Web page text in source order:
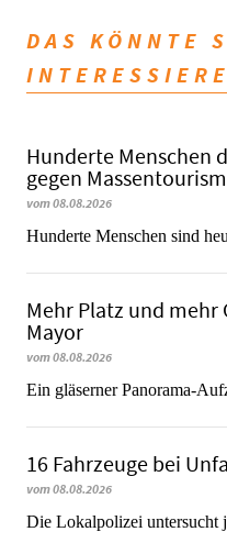
DAS KÖNNTE
Hunderte Menschen
gegen
vom 08.08.2026
Hunderte Menschen sind
Mehr Platz und mehr
Mayor
vom 08.08.2026
Ein gläserner Panorama-
16 Fahrzeuge bei
vom 08.08.2026
Die Lokalpolizei untersucht